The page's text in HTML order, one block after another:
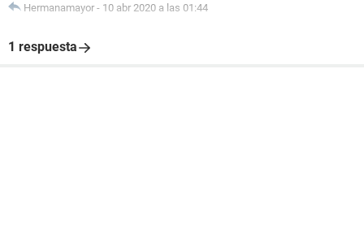
Hermanamayor - 10 abr 2020 a las 01:44
1 respuesta